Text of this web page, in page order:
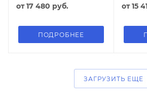
от17 480 руб.
ПОДРОБНЕЕ
от15
ЗАГРУЗИТЬ ЕЩЕ